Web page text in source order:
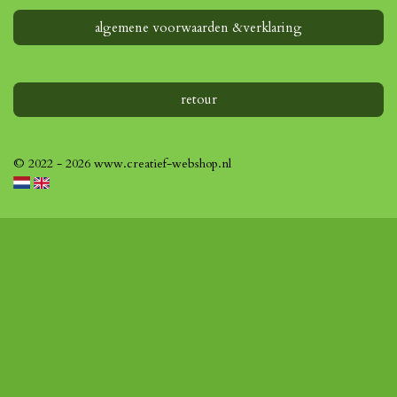
algemene voorwaarden &verklaring
retour
© 2022 - 2026 www.creatief-webshop.nl